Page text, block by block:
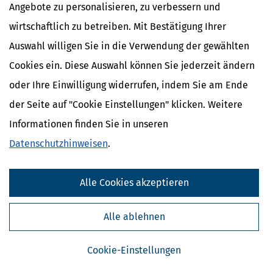
Angebote zu personalisieren, zu verbessern und
wirtschaftlich zu betreiben. Mit Bestätigung Ihrer
Auswahl willigen Sie in die Verwendung der gewählten
Cookies ein. Diese Auswahl können Sie jederzeit ändern
oder Ihre Einwilligung widerrufen, indem Sie am Ende
der Seite auf "Cookie Einstellungen" klicken. Weitere
Informationen finden Sie in unseren
Datenschutzhinweisen.
Cookie-Einstellungen
Alle ablehnen
Alle Cookies akzeptieren
Kostenlose Steuertipps & News
Absenden
Steuertipps
Steuertipps Selbstständige
Geldtipps
von Steuertipps abonnieren. Die
Datenschutzhinweisehabe ich gelesen.